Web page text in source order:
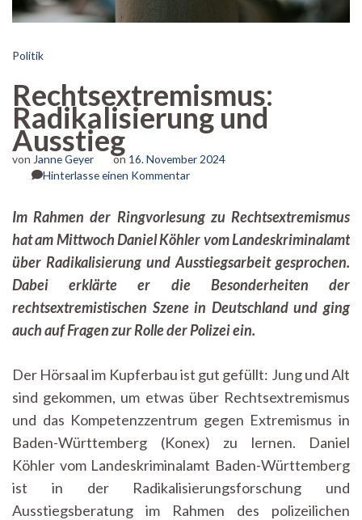
Politik
Rechtsextremismus:
Radikalisierung und
Ausstieg
von Janne Geyer on 16. November 2024
Hinterlasse einen Kommentarzu
und
Ausstieg
Im Rahmen der Ringvorlesung zu Rechtsextremismus
hat am Mittwoch Daniel Köhler vom Landeskriminalamt
über Radikalisierung und Ausstiegsarbeit gesprochen.
Dabei erklärte er die Besonderheiten der
rechtsextremistischen Szene in Deutschland und ging
auch auf Fragen zur Rolle der Polizei ein.
Der Hörsaal im Kupferbau ist gut gefüllt: Jung und Alt
sind gekommen, um etwas über Rechtsextremismus
und das Kompetenzzentrum gegen Extremismus in
Baden-Württemberg (Konex) zu lernen. Daniel
Köhler vom Landeskriminalamt Baden-Württemberg
ist in der Radikalisierungsforschung und
Ausstiegsberatung im Rahmen des polizeilichen